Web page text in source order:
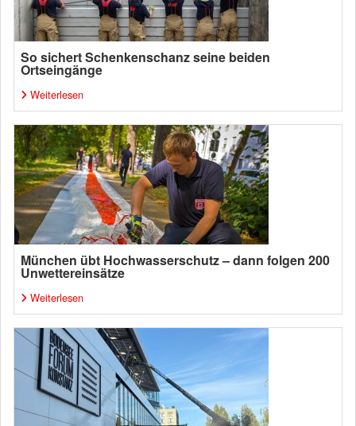
So sichert Schenkenschanz seine beiden
Ortseingänge
Weiterlesen
München übt Hochwasserschutz – dann folgen 200
Unwettereinsätze
Weiterlesen